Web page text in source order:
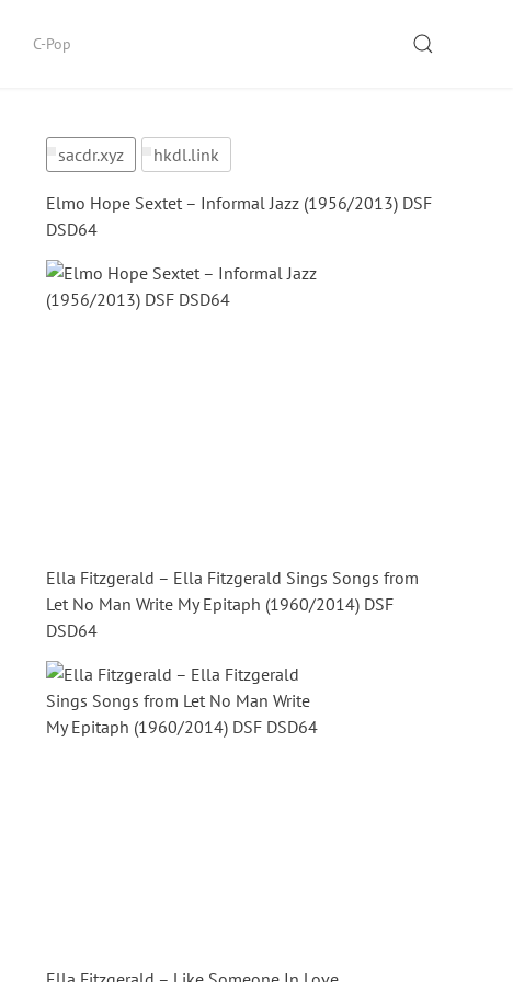
C-Pop SEARCH
sacdr.xyz hkdl.link
Elmo Hope Sextet – Informal Jazz (1956/2013) DSF
DSD64
Ella Fitzgerald – Ella Fitzgerald Sings Songs from
Let No Man Write My Epitaph (1960/2014) DSF
DSD64